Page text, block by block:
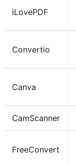
iLovePDF
Convertio
Canva
CamScanner
FreeConvert